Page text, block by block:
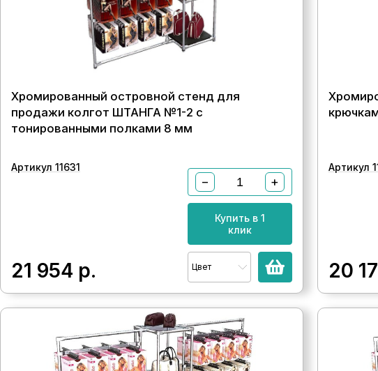
Хромированный островной стенд для
продажи колгот ШТАНГА №1-2 с
тонированными полками 8 мм
Артикул 11631
21 954 р.
− +
Купить в 1
клик
Цвет
Артикул
20